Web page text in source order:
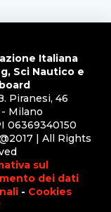
Italiana
Sci Nautico e
Piranesi, 46
- Milano
06369340150
| All Rights
sul
dei dati
- Cookies